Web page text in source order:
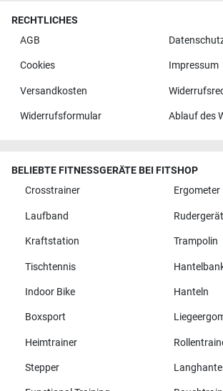
RECHTLICHES
AGB
Cookies Impressum
Versandkosten
Widerrufsformular Ablauf des
BELIEBTE FITNESSGERÄTE BEI FITSHOP
Crosstrainer
Ergometer
Laufband Rudergerät
Kraftstation Trampolin
Tischtennis
Indoor Bike Hanteln
Boxsport
Heimtrainer
Stepper